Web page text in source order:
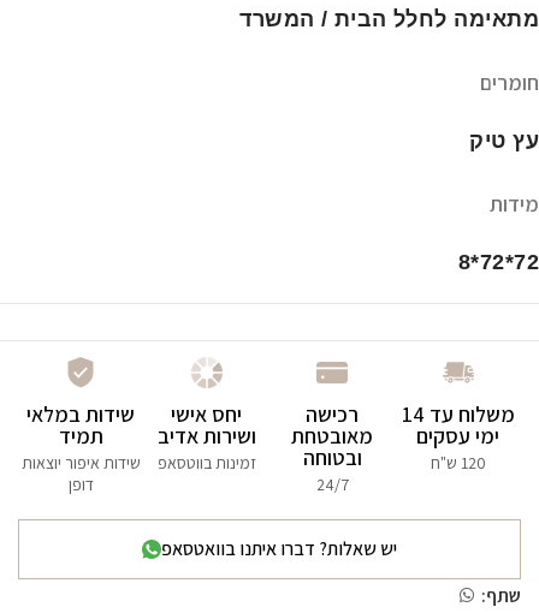
מתאימה לחלל הבית / המשרד
חומרים
עץ טיק
מידות
72*72*8
משלוח עד 14
ימי עסקים
120 ש"ח
רכישה
מאובטחת
ובטוחה
24/7
יחס אישי
ושירות אדיב
זמינות בווטסאפ
שידות במלאי
תמיד
שידות איפור יוצאות
דופן
יש שאלות? דברו איתנו בוואטסאפ
שתף: